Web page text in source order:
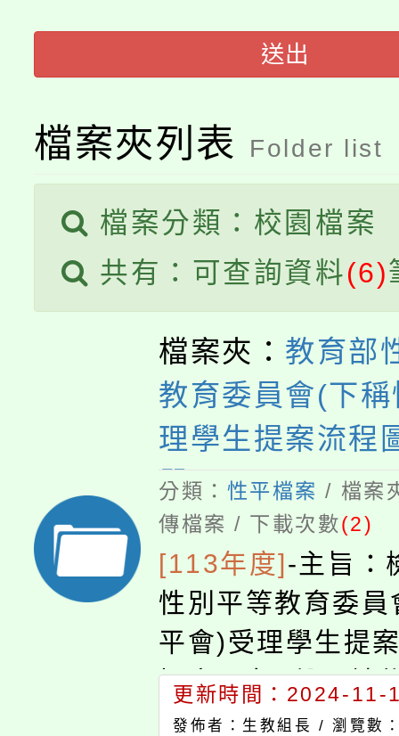
車」活動
桃園市115學年度學生
生本土語及新住民語歌
公告本校115學年度第
代理(課)教師甄選結果(
公告本校115學年度第
代理(課)教師甄選結果(
轉知中國文化大學推廣
《TA101》溝通分析基
程，歡迎學生輔導中心
心理、諮商輔導、社會
系所師生報名參加。
送出
檔案夾列表 Folder list
檔案分類：校園檔案
共有：可查詢資料(6)
檔案夾： 教育部
教育委員會(下
理學生提案流程
單
分類： 性平檔案 / 檔案
傳檔案 / 下載次數(2)
[113年度]-主旨：
性別平等教育委
平會)受理學生提
提案單各1份，請
理，請查照。說
更新時間：2024-11-
發佈者：生教組長 /瀏覽數